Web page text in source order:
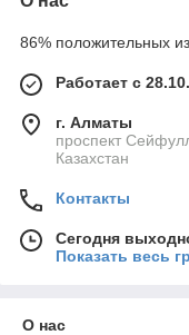
86% положительных
Работает с
г. Алматы
проспект
Казахстан
Контакты
Сегодня
Показать весь
О нас